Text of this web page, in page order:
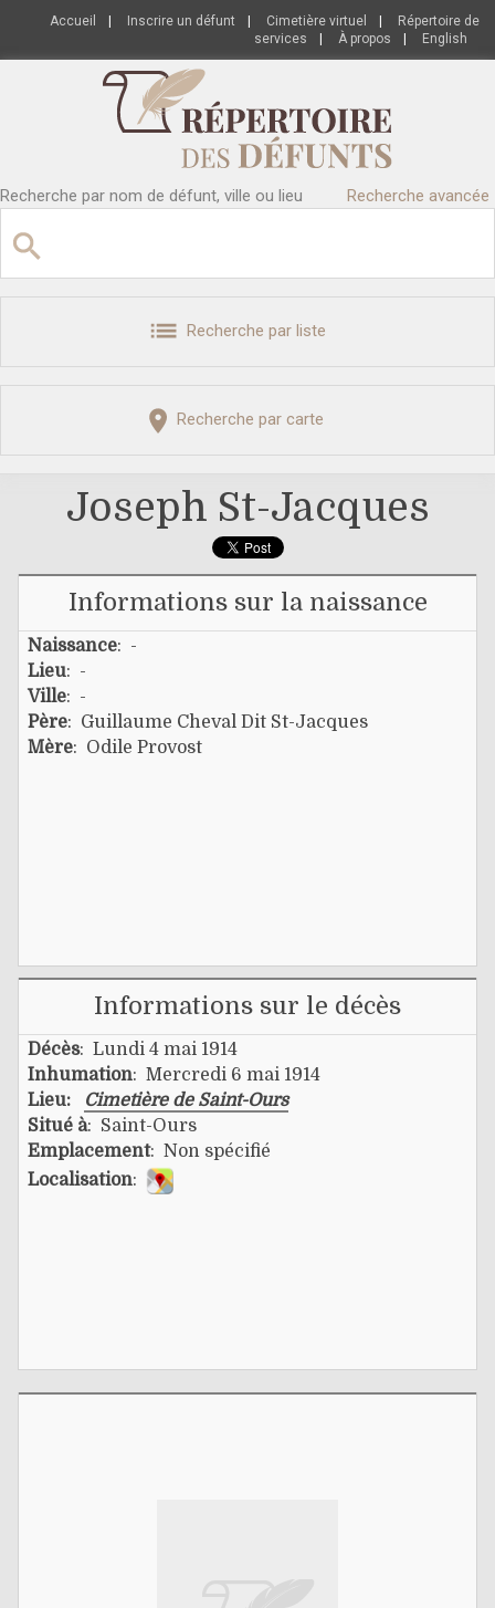
Accueil Inscrire un défunt Cimetière virtuel
Répertoire de
services
À propos English
Recherche par nom de défunt, ville ou lieu Recherche avancée
Recherche par liste
Recherche par carte
Joseph St-Jacques
Informations sur la naissance
Naissance: -
Lieu: -
Ville: -
Père: Guillaume Cheval Dit St-Jacques
Mère: Odile Provost
Informations sur le décès
Décès: Lundi 4 mai 1914
Inhumation: Mercredi 6 mai 1914
Lieu:
Cimetière de Saint-Ours
Situé à: Saint-Ours
Emplacement: Non spécifié
Localisation: